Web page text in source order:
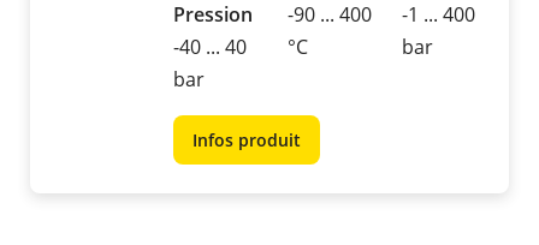
Pression
-40 ... 40
bar
-90 ... 400
°C
-1 ... 400
bar
Infos produit